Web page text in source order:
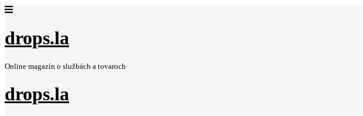
drops.la
Online magazín o službách a tovaroch
drops.la